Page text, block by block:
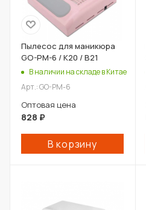
Пылесос для маникюра
GO-PM-6 / К20 / В21
В наличии на складе в Китае
Арт.: GO-PM-6
Оптовая цена
828 ₽
В корзину